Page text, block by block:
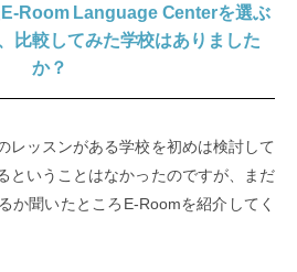
Room Language Centerを選ぶ
比較してみた学校はありました
か？
レッスンがある学校を初めは検討して
ということはなかったのですが、まだ
か聞いたところE-Roomを紹介してく